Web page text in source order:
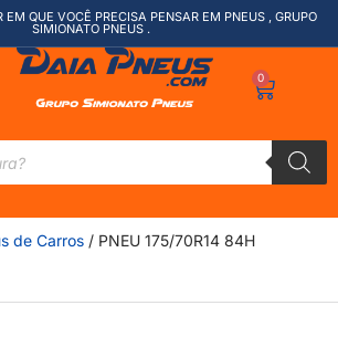
EM QUE VOCÊ PRECISA PENSAR EM PNEUS , GRUPO
SIMIONATO PNEUS .
0
de Carros / PNEU 175/70R14 84H